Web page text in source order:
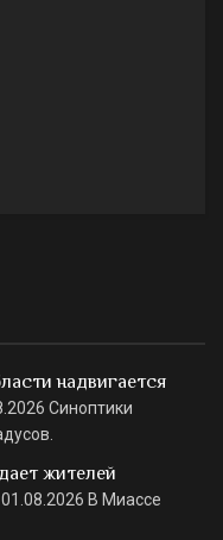
надвигается
Синоптики
жителей
01.08.2026 В Миассе